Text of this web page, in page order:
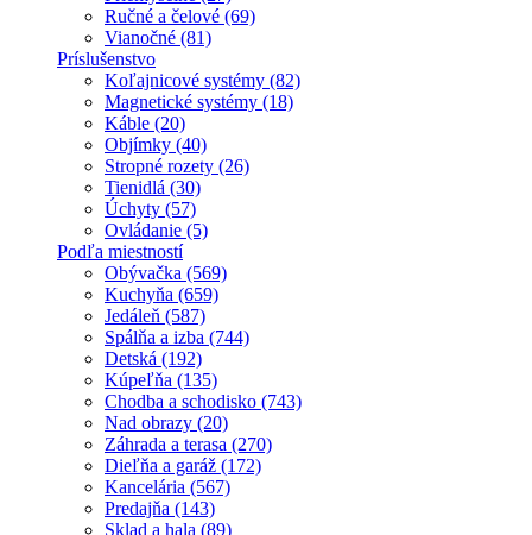
Ručné a čelové (69)
Vianočné (81)
Príslušenstvo
Koľajnicové systémy (82)
Magnetické systémy (18)
Káble (20)
Objímky (40)
Stropné rozety (26)
Tienidlá (30)
Úchyty (57)
Ovládanie (5)
Podľa miestností
Obývačka (569)
Kuchyňa (659)
Jedáleň (587)
Spálňa a izba (744)
Detská (192)
Kúpeľňa (135)
Chodba a schodisko (743)
Nad obrazy (20)
Záhrada a terasa (270)
Dieľňa a garáž (172)
Kancelária (567)
Predajňa (143)
Sklad a hala (89)